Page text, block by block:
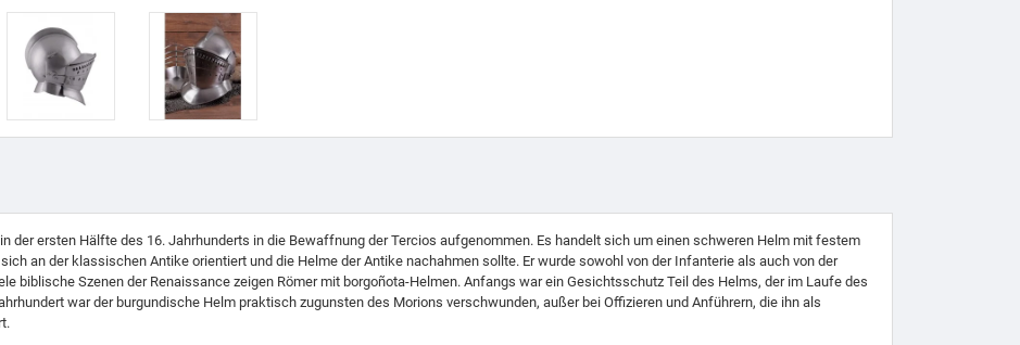
der ersten Hälfte des 16. Jahrhunderts in die Bewaffnung der Tercios aufgenommen. Es handelt sich um einen schweren Helm mit festem
an der klassischen Antike orientiert und die Helme der Antike nachahmen sollte. Er wurde sowohl von der Infanterie als auch von der
biblische Szenen der Renaissance zeigen Römer mit borgoñota-Helmen. Anfangs war ein Gesichtsschutz Teil des Helms, der im Laufe des
war der burgundische Helm praktisch zugunsten des Morions verschwunden, außer bei Offizieren und Anführern, die ihn als